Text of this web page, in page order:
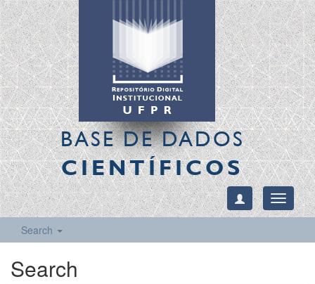
BASE DE DADOS
CIENTÍFICOS
Toggle
Search
Search